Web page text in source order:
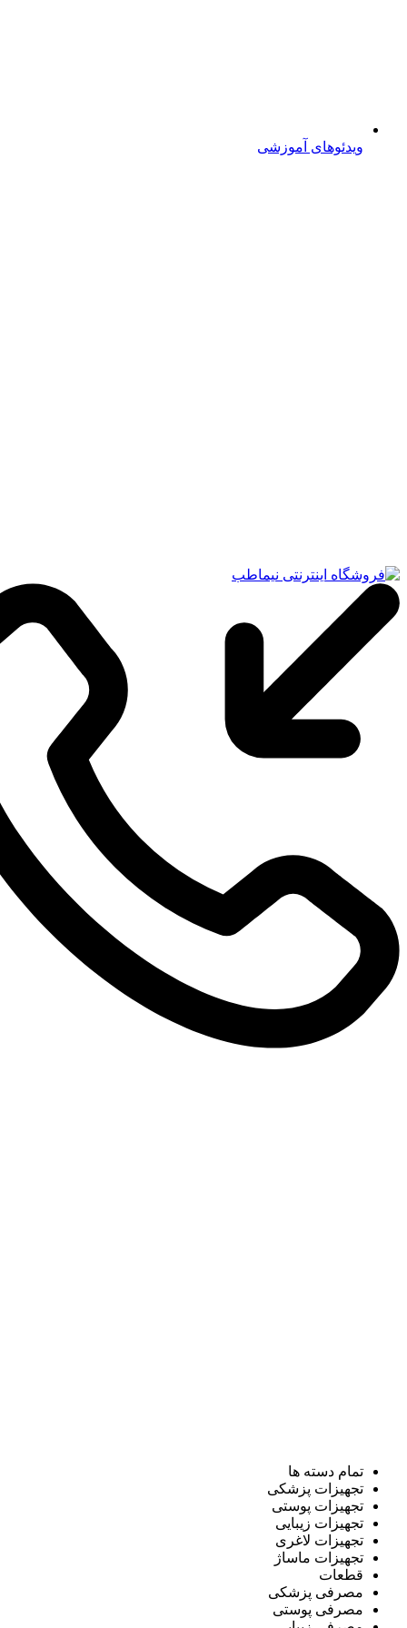
ویدئوهای آموزشی
تمام دسته ها
تجهیزات پزشکی
تجهیزات پوستی
تجهیزات زیبایی
تجهیزات لاغری
تجهیزات ماساژ
قطعات
مصرفی پزشکی
مصرفی پوستی